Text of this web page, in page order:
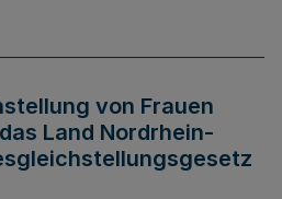
von Frauen
Land Nordrhein-